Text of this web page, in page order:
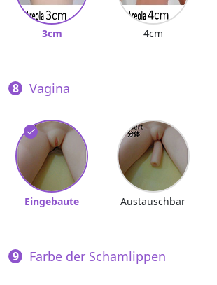
3cm 4cm
Vagina
Eingebaute Austauschbar
Farbe der Schamlippen